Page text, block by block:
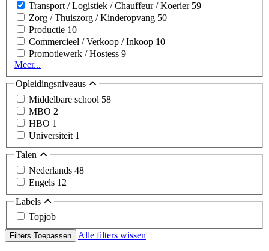
Transport / Logistiek / Chauffeur / Koerier 59
Zorg / Thuiszorg / Kinderopvang 50
Productie 10
Commercieel / Verkoop / Inkoop 10
Promotiewerk / Hostess 9
Meer...
Opleidingsniveaus
Middelbare school 58
MBO 2
HBO 1
Universiteit 1
Talen
Nederlands 48
Engels 12
Labels
Topjob
Filters Toepassen Alle filters wissen